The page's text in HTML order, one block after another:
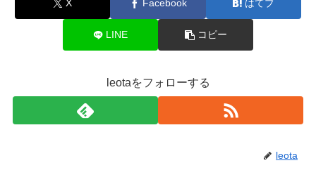
X Facebook はてブ
LINE コピー
leotaをフォローする
leota